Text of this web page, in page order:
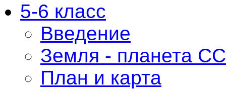
5-6 класс
Введение
Земля - планета СС
План и карта